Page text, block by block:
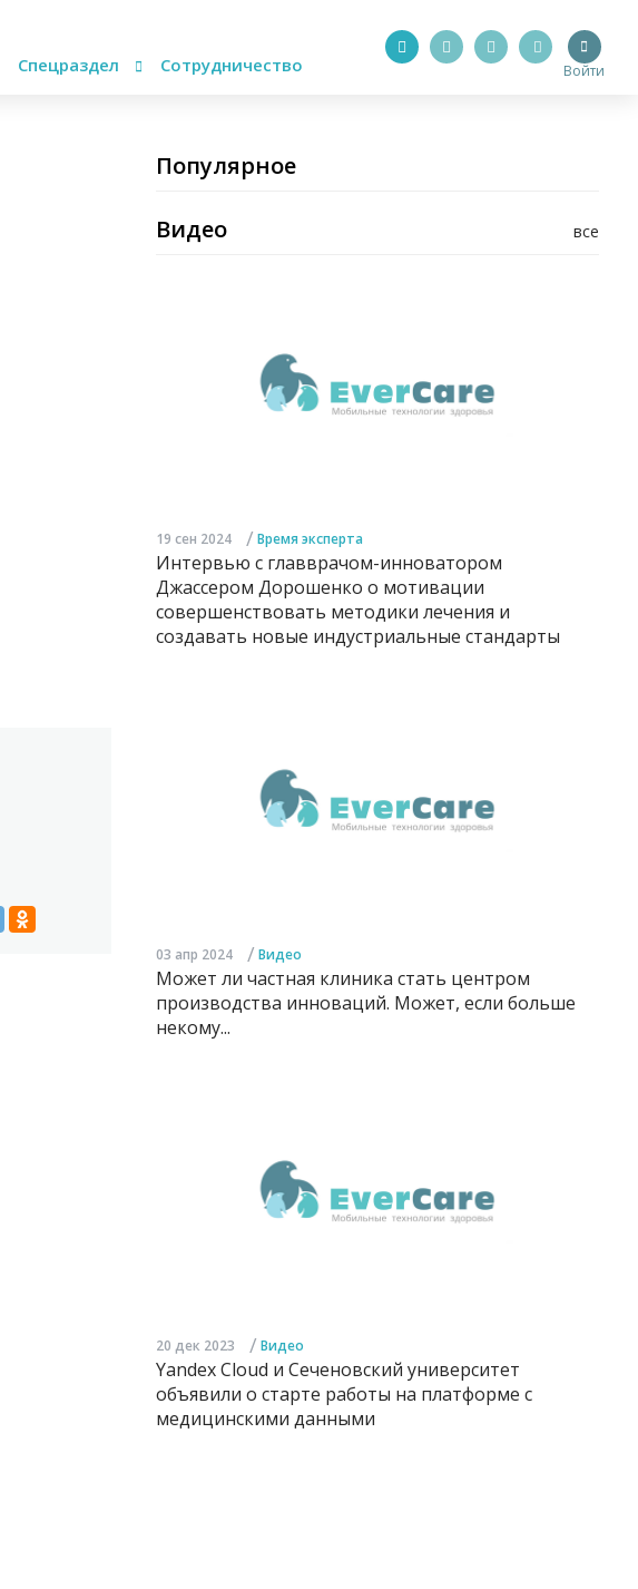
Спецраздел Сотрудничество Войти
Популярное
все
Видео
19 сен 2024 / Время эксперта
Интервью с главврачом-инноватором
Джассером Дорошенко о мотивации
совершенствовать методики лечения и
создавать новые индустриальные стандарты
03 апр 2024 / Видео
Может ли частная клиника стать центром
производства инноваций. Может, если больше
некому...
20 дек 2023 / Видео
Yandex Cloud и Сеченовский университет
объявили о старте работы на платформе с
медицинскими данными